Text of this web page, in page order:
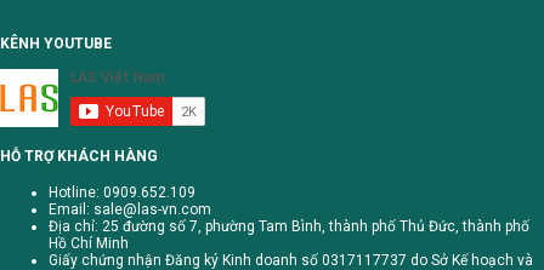
KÊNH YOUTUBE
HỖ TRỢ KHÁCH HÀNG
Hotline: 0909.652.109
Email: sale@las-vn.com
Địa chỉ: 25 đường số 7, phường Tam Bình, thành phố Thủ Đức, thành phố
Hồ Chí Minh
Giấy chứng nhận Đăng ký Kinh doanh số 0317117737 do Sở Kế hoạch và